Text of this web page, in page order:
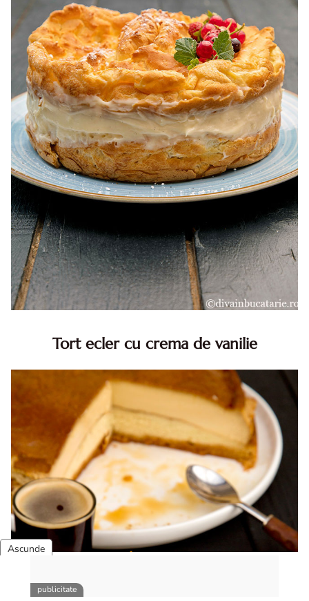
Tort ecler cu crema de vanilie
Reteta tort ecler. Tort ecler cu crema vanilie. Reteta
Karpatka